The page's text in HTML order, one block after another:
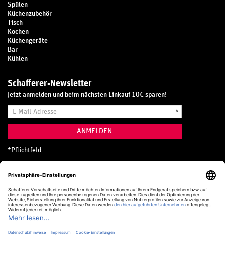
Spülen
Küchenzubehör
Tisch
Kochen
Küchengeräte
Bar
Kühlen
Schafferer-Newsletter
Jetzt anmelden und beim nächsten Einkauf 10€ sparen!
Mail-
*
ANMELDEN
* Pflichtfeld
Hotline
0800 20 70 300 (D)
Kostenlos aus dem deutschen Festnetz
24 Stunden / 365 Tage im Jahr